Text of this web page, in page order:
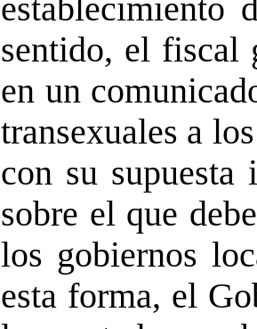
establecimiento
sentido, el fiscal
en un
transexuales a
con su supuesta
sobre el que
los gobiernos
esta forma, el